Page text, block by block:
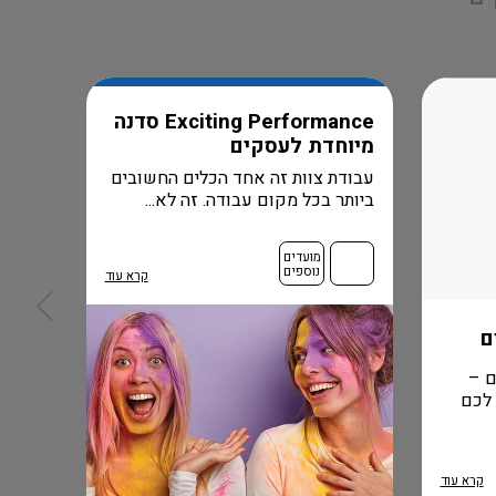
–
לכם
קרא עוד
Exciting Performance סדנה
מיוחדת לעסקים
עבודת צוות זה אחד הכלים החשובים
ביותר בכל מקום עבודה. זה לא...
מועדים
נוספים קרא עוד